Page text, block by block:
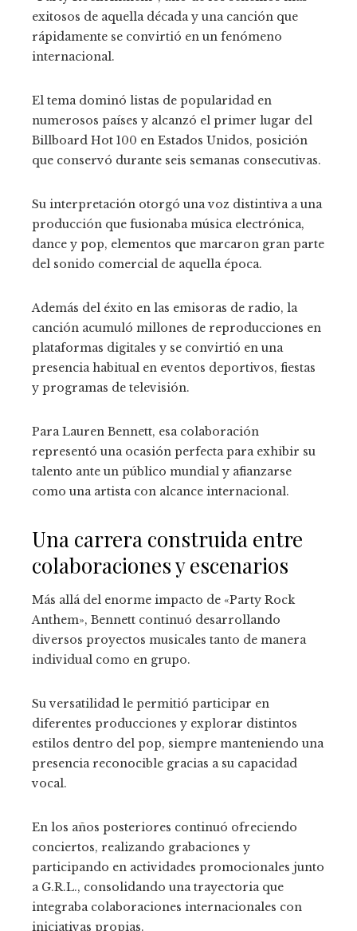
exitosos de aquella década y una canción que
rápidamente se convirtió en un fenómeno
internacional.
El tema dominó listas de popularidad en
numerosos países y alcanzó el primer lugar del
Billboard Hot 100 en Estados Unidos, posición
que conservó durante seis semanas consecutivas.
Su interpretación otorgó una voz distintiva a una
producción que fusionaba música electrónica,
dance y pop, elementos que marcaron gran parte
del sonido comercial de aquella época.
Además del éxito en las emisoras de radio, la
canción acumuló millones de reproducciones en
plataformas digitales y se convirtió en una
presencia habitual en eventos deportivos, fiestas
y programas de televisión.
Para Lauren Bennett, esa colaboración
representó una ocasión perfecta para exhibir su
talento ante un público mundial y afianzarse
como una artista con alcance internacional.
Una carrera construida entre
colaboraciones y escenarios
Más allá del enorme impacto de «Party Rock
Anthem», Bennett continuó desarrollando
diversos proyectos musicales tanto de manera
individual como en grupo.
Su versatilidad le permitió participar en
diferentes producciones y explorar distintos
estilos dentro del pop, siempre manteniendo una
presencia reconocible gracias a su capacidad
vocal.
En los años posteriores continuó ofreciendo
conciertos, realizando grabaciones y
participando en actividades promocionales junto
a G.R.L., consolidando una trayectoria que
integraba colaboraciones internacionales con
iniciativas propias.